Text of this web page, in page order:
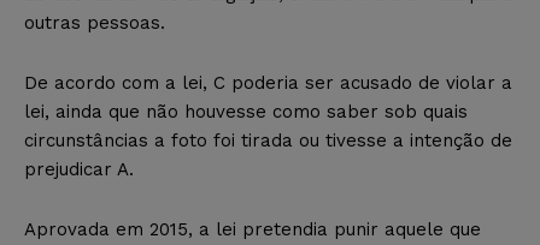
outras pessoas.
De acordo com a lei, C poderia ser acusado de violar a
lei, ainda que não houvesse como saber sob quais
circunstâncias a foto foi tirada ou tivesse a intenção de
prejudicar A.
Aprovada em 2015, a lei pretendia punir aquele que